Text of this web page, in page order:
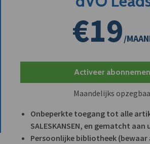
€19/
Activeer
Maandelijks
Onbeperkte toegang tot alle
SALESKANSEN, en gematcht
Persoonlijke bibliotheek (bewaar